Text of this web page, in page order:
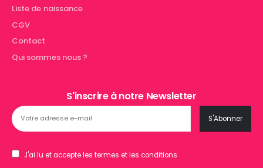
Liste de naissance
CGV
Contact
Qui sommes nous ?
S'inscrire à notre Newsletter
J'ai lu et accepte les termes et les conditions